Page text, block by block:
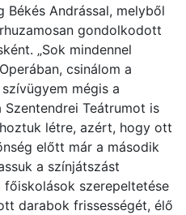
Békés Andrással, melyből
gondolkodott
„Sok mindennel
csinálom a
mégis a
Szentendrei Teátrumot is
létre, azért, hogy ott
előtt már a második
a színjátszást
szerepeltetése
darabok frissességét, élő